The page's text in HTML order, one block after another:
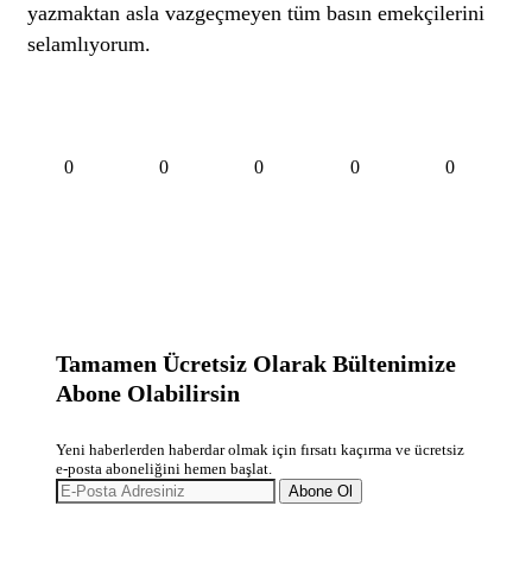
yazmaktan asla vazgeçmeyen tüm basın emekçilerini
selamlıyorum.
0 0 0 0 0
Tamamen Ücretsiz Olarak Bültenimize
Abone Olabilirsin
Yeni haberlerden haberdar olmak için fırsatı kaçırma ve ücretsiz
e-posta aboneliğini hemen başlat.
Abone Ol